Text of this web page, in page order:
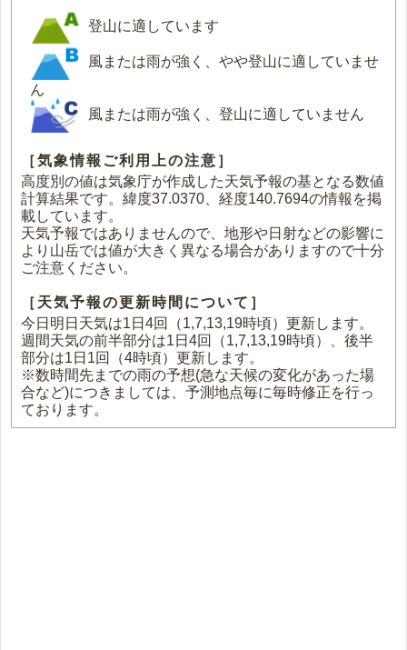
登山に適しています
風または雨が強く、やや登山に適していませ
ん
風または雨が強く、登山に適していません
［気象情報ご利用上の注意］
高度別の値は気象庁が作成した天気予報の基となる数値
計算結果です。緯度37.0370、経度140.7694の情報を掲
載しています。
天気予報ではありませんので、地形や日射などの影響に
より山岳では値が大きく異なる場合がありますので十分
ご注意ください。
［天気予報の更新時間について］
今日明日天気は1日4回（1,7,13,19時頃）更新します。
週間天気の前半部分は1日4回（1,7,13,19時頃）、後半
部分は1日1回（4時頃）更新します。
※数時間先までの雨の予想(急な天候の変化があった場
合など)につきましては、予測地点毎に毎時修正を行っ
ております。